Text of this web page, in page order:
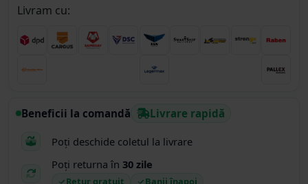
Livram cu:
Beneficii la comandă Livrare rapidă
Poți deschide coletul la livrare
Poți returna în 30 zile
Retur gratuit Banii înapoi